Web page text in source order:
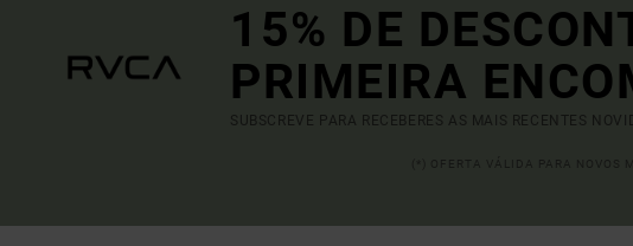
15% DE
PRIMEIRA
SUBSCREVE PARA RECEBERES AS MAIS RECENTES